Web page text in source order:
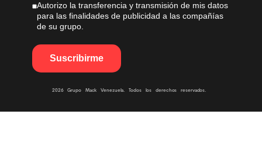
Autorizo la transferencia y transmisión de mis datos
para las finalidades de publicidad a las compañías
de su grupo.
2026 Grupo Mack Venezuela. Todos los derechos reservados.